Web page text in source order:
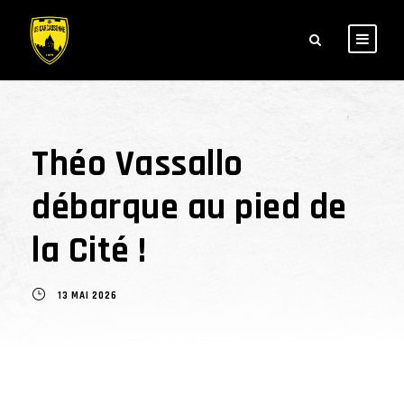
Théo Vassallo
débarque au pied de
la Cité !
13 MAI 2026